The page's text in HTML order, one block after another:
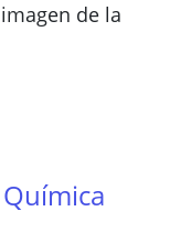
de la